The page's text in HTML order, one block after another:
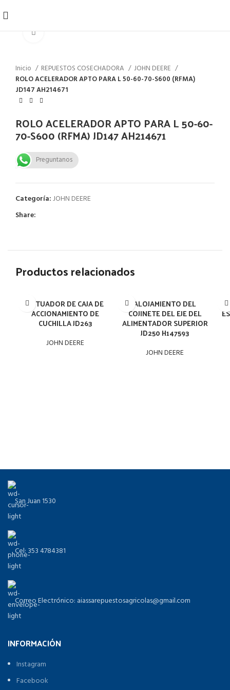
Inicio REPUESTOS COSECHADORA
JOHN DEERE
ROLO ACELERADOR APTO PARA L 50-60-70-S600 (RFMA)
JD147 AH214671
ROLO ACELERADOR APTO PARA L 50-60-
70-S600 (RFMA) JD147 AH214671
Preguntanos
Categoría:JOHN DEERE
Share:
Productos relacionados
ACTUADOR DE CAJA DE
ACCIONAMIENTO DE
CUCHILLA JD263
JOHN DEERE
ALOJAMIENTO DEL
COJINETE DEL EJE DEL
ALIMENTADOR SUPERIOR
JD250 H147593
JOHN DEERE
San Juan 1530
Cel: 353 4784381
Correo Electrónico: aiassarepuestosagricolas@gmail.com
INFORMACIÓN
Instagram
Facebook